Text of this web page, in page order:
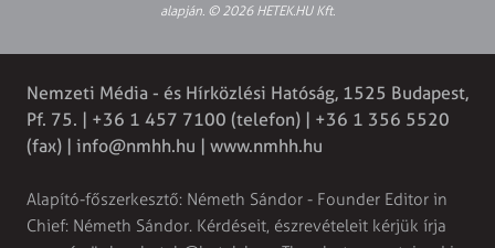
alapján. © 2026 HETEK.HU Kft.
Nemzeti Média - és Hírközlési Hatóság, 1525 Budapest,
Pf. 75. | +36 1 457 7100 (telefon) | +36 1 356 5520
(fax) | info@nmhh.hu | www.nmhh.hu
Alapító-főszerkesztő: Németh Sándor - Founder Editor in
Chief: Németh Sándor. Kérdéseit, észrevételeit kérjük írja